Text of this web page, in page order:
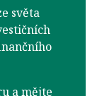
světa
a mějte